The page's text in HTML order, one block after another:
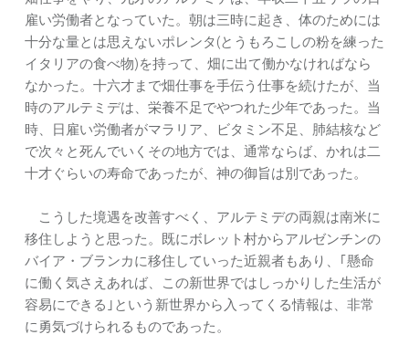
雇い労働者となっていた。朝は三時に起き、体のためには
十分な量とは思えないポレンタ(とうもろこしの粉を練った
イタリアの食べ物)を持って、畑に出て働かなければなら
なかった。十六才まで畑仕事を手伝う仕事を続けたが、当
時のアルテミデは、栄養不足でやつれた少年であった。当
時、日雇い労働者がマラリア、ビタミン不足、肺結核など
で次々と死んでいくその地方では、通常ならば、かれは二
十才ぐらいの寿命であったが、神の御旨は別であった。
こうした境遇を改善すべく、アルテミデの両親は南米に
移住しようと思った。既にボレット村からアルゼンチンの
バイア・ブランカに移住していった近親者もあり、｢懸命
に働く気さえあれば、この新世界ではしっかりした生活が
容易にできる｣という新世界から入ってくる情報は、非常
に勇気づけられるものであった。